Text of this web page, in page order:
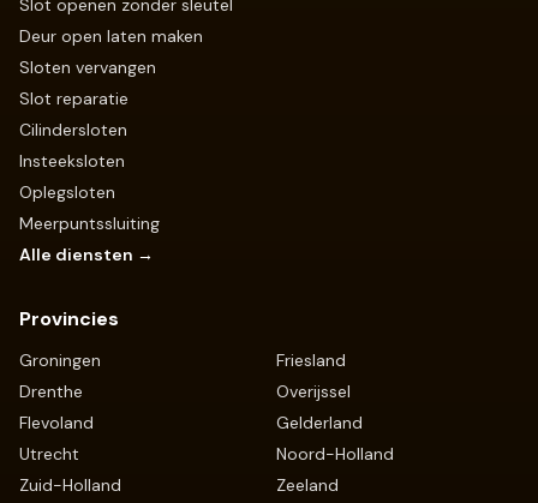
Slot openen zonder sleutel
Deur open laten maken
Sloten vervangen
Slot reparatie
Cilindersloten
Insteeksloten
Oplegsloten
Meerpuntssluiting
Alle diensten →
Provincies
Groningen
Friesland
Drenthe
Overijssel
Flevoland
Gelderland
Utrecht
Noord-Holland
Zuid-Holland
Zeeland